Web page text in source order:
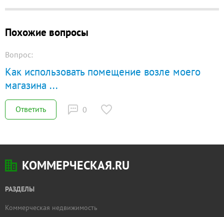
Похожие вопросы
Вопрос:
Как использовать помещение возле моего
магазина ...
Ответить 0
КОММЕРЧЕСКАЯ.RU
РАЗДЕЛЫ
Коммерческая недвижимость